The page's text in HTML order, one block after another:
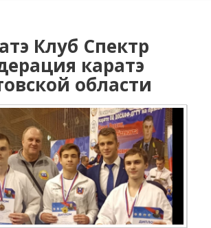
Клуб Спектр
каратэ
области